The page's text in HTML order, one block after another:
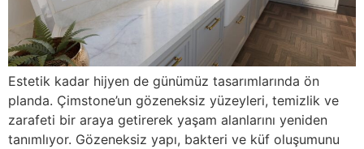
Estetik kadar hijyen de günümüz tasarımlarında ön
planda. Çimstone’un gözeneksiz yüzeyleri, temizlik ve
zarafeti bir araya getirerek yaşam alanlarını yeniden
tanımlıyor. Gözeneksiz yapı, bakteri ve küf oluşumunu